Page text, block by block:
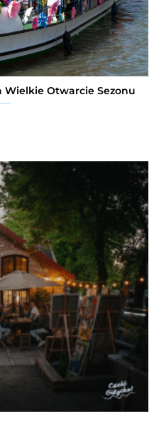
Wielkie Otwarcie Sezonu